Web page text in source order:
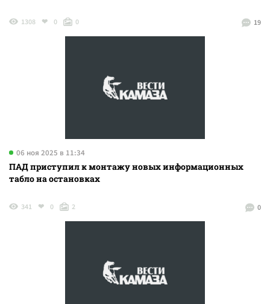
19
1308 0 0
06 ноя 2025 в 11:34
ПАД приступил к монтажу новых информационных
табло на остановках
0
341 0 2